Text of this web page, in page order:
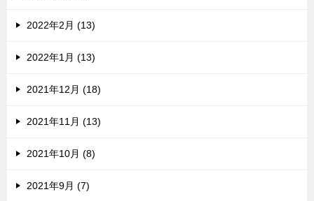
2022年2月 (13)
2022年1月 (13)
2021年12月 (18)
2021年11月 (13)
2021年10月 (8)
2021年9月 (7)